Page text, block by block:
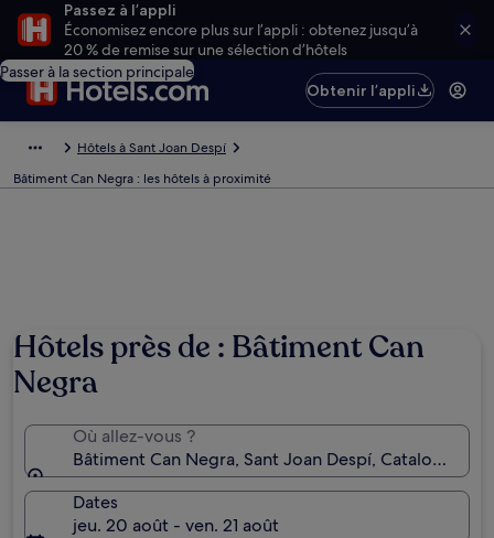
Passez à l’appli
Économisez encore plus sur l’appli : obtenez jusqu’à
20 % de remise sur une sélection d’hôtels
Passer à la section principale
Obtenir l’appli
Hôtels à Sant Joan Despí
Bâtiment Can Negra : les hôtels à proximité
Hôtels près de : Bâtiment Can
Negra
Où allez-vous ?
Bâtiment Can Negra, Sant Joan Despí, Catalogne,
Dates
jeu. 20 août - ven. 21 août